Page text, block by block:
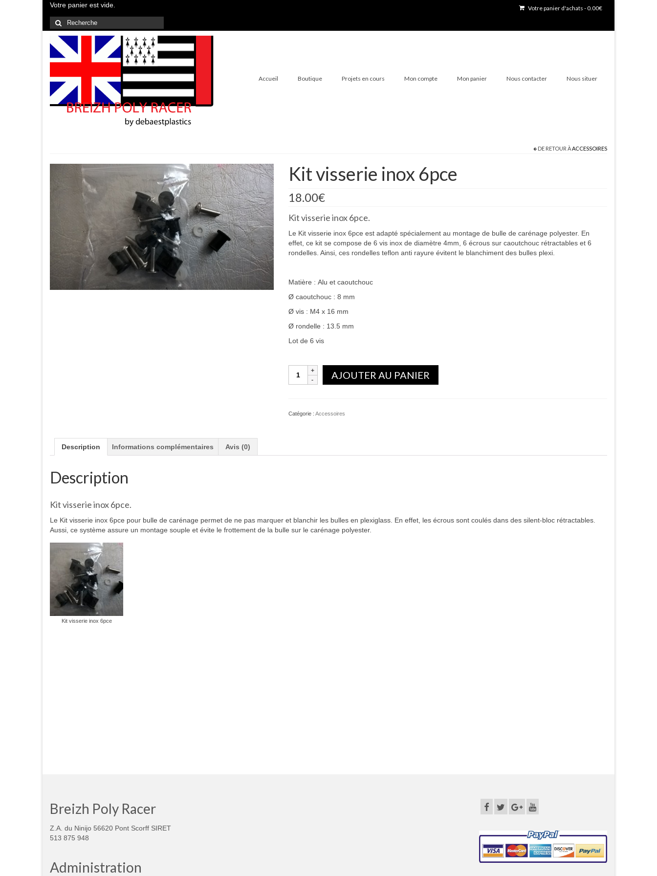
Votre panier d'achats -0.00€
Votre panier est vide.
Rechercher
:
Accueil Boutique Projets en cours Mon compte Mon panier Nous contacter Nous situer
DE RETOUR ÀACCESSOIRES
Kit visserie inox 6pce
18.00€
Kit visserie inox 6pce.
Le Kit visserie inox 6pce est adapté spécialement au montage de bulle de carénage polyester. En
effet, ce kit se compose de 6 vis inox de diamètre 4mm, 6 écrous sur caoutchouc rétractables et 6
rondelles. Ainsi, ces rondelles teflon anti rayure évitent le blanchiment des bulles plexi.
Matière : Alu et caoutchouc
Ø caoutchouc : 8 mm
Ø vis : M4 x 16 mm
Ø rondelle : 13.5 mm
Lot de 6 vis
Quantité AJOUTER AU PANIER
Catégorie : Accessoires
Description Informations complémentaires Avis (0)
Description
Kit visserie inox 6pce.
Le Kit visserie inox 6pce pour bulle de carénage permet de ne pas marquer et blanchir les bulles en plexiglass. En effet, les écrous sont coulés dans des silent-bloc rétractables.
Aussi, ce système assure un montage souple et évite le frottement de la bulle sur le carénage polyester.
Kit visserie inox 6pce
Breizh Poly Racer
Z.A. du Ninijo 56620 Pont Scorff SIRET
513 875 948
Administration